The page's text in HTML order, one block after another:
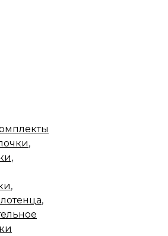
,
,
,
,